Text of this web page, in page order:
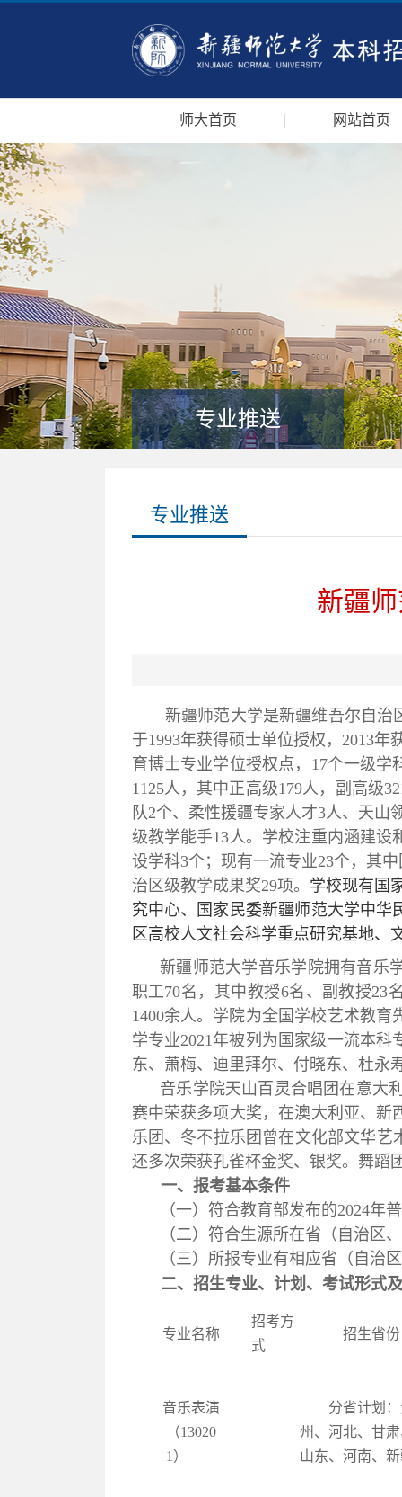
师大首页 网站首页
专业推送
专业推送
新疆
新疆师范大学是新疆维吾尔自治
于1993年获得硕士单位授权，2013年
育博士专业学位授权点， 17个一级学
1125人，其中正高级179人，副高级
队2个、 柔性援疆专家人才3人、天山
级教学能手13人。学校注重内涵建设
设学科3个；现有一流专业23个，其
治区级教学成果奖29项。 学校现有国
究中心、国家民委新疆师范大学中
区高校人文社会科学重点研究基地、
新疆师范大学音乐学院拥有音乐
职工70名，其中教授6名、副教授23
1400余人。学院为全国学校艺术教育
学专业2021 年被列为国家级一流本科
东、萧梅、迪里拜尔、付晓东、杜永
音乐学院天山百灵合唱团在意大
赛中荣获多项大奖，在澳大利亚、
乐团、冬不拉乐团曾在文化部文华
还多次荣获孔雀杯金奖、银奖。舞蹈
一、 报考基本条件
（一）符合教育部发布的2024年
（二）符合生源所在省（自治区
（三）所报专业有相应省（自治
二、 招生专业、计划、考试形式
专业名称
招考方
式
招生省份
音乐表演
（13020
1 ）
分省计划
州、河北、甘
山东、河南、